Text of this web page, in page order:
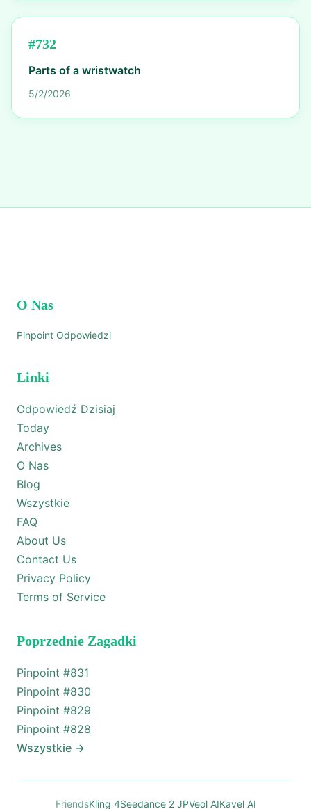
#732
Parts of a wristwatch
5/2/2026
O Nas
Pinpoint Odpowiedzi
Linki
Odpowiedź Dzisiaj
Today
Archives
O Nas
Blog
Wszystkie
FAQ
About Us
Contact Us
Privacy Policy
Terms of Service
Poprzednie Zagadki
Pinpoint #831
Pinpoint #830
Pinpoint #829
Pinpoint #828
Wszystkie →
FriendsKling 4Seedance 2 JPVeol AIKavel AI